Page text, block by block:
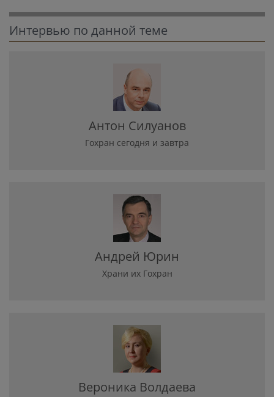
Интервью по данной теме
Антон Силуанов
Гохран сегодня и завтра
Андрей Юрин
Храни их Гохран
Вероника Волдаева